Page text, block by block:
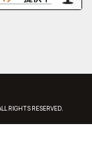
RIGHTS RESERVED.